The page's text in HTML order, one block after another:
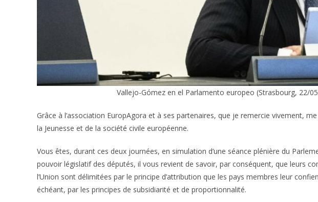
Vallejo-Gómez en el Parlamento europeo (Strasbourg, 22/
Grâce à l’association EuropAgora et à ses partenaires, que je remercie vivement,
la Jeunesse et de la société civile européenne.
Vous êtes, durant ces deux journées, en simulation d’une séance plénière du
pouvoir législatif des députés, il vous revient de savoir, par conséquent, que leurs
l’Union sont délimitées par le principe d’attribution que les pays membres leur
échéant, par les principes de subsidiarité et de proportionnalité.